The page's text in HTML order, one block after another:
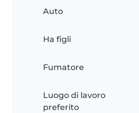
Auto
Ha figli
Fumatore
Luogo di lavoro
preferito